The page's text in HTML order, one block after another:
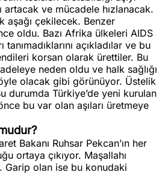
artacak ve mücadele hızlanacak.
aşağı çekilecek. Benzer
oldu. Bazı Afrika ülkeleri AIDS
açıkladılar ve bu
korsan olarak ürettiler. Bu
neden oldu ve halk sağlığı
olacak gibi görünüyor. Üstelik
durumda Türkiye’de yeni kurulan
bu var olan aşıları üretmeye
Bakanı Ruhsar Pekcan’ın her
ortaya çıkıyor. Maşallahı
Garip olan ise bu konudaki